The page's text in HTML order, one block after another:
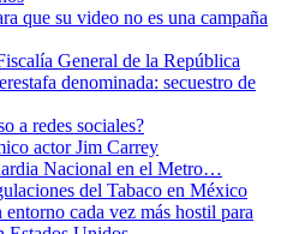
que su video no es una campaña
General de la República
denominada: secuestro de
a redes sociales?
actor Jim Carrey
Nacional en el Metro…
del Tabaco en México
cada vez más hostil para